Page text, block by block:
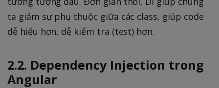
ta giảm sự phụ thuộc giữa các class, giúp code
dễ hiểu hơn, dễ kiểm tra (test) hơn.
2.2. Dependency Injection trong
Angular